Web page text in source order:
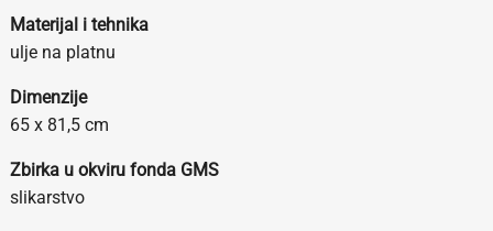
Materijal i tehnika
ulje na platnu
Dimenzije
65 x 81,5 cm
Zbirka u okviru fonda GMS
slikarstvo